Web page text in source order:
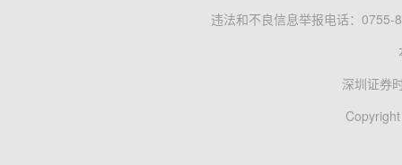
违法和不良信息举报电话：0755-
深圳证券